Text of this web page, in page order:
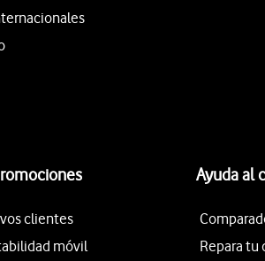
clientes
móvil
Ayuda al
Repara tu